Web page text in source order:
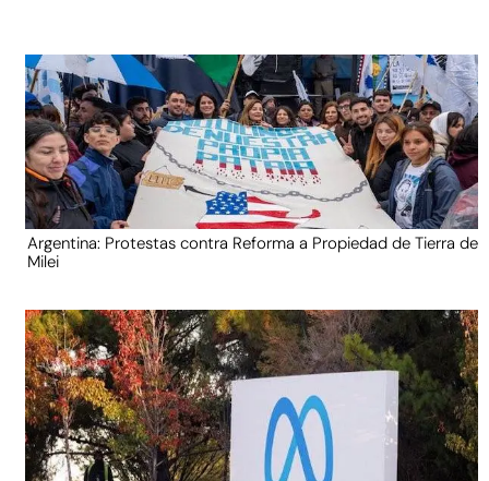
Argentina: Protestas contra Reforma a Propiedad de Tierra de
Milei